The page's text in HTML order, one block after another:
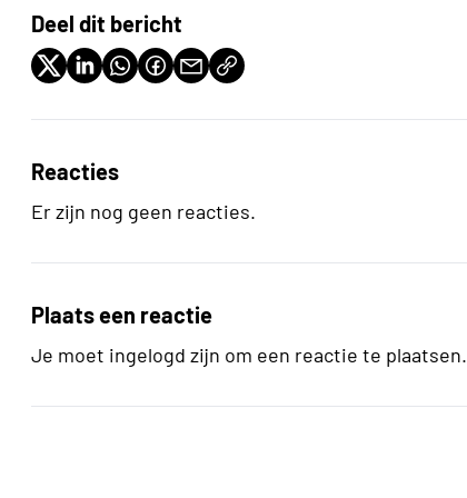
Deel dit bericht
Reacties
Er zijn nog geen reacties.
Plaats een reactie
Je moet ingelogd zijn om een reactie te plaatsen.